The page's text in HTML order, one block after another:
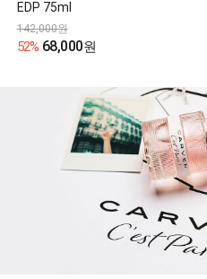
EDP 75ml
142,000원
52% 68,000원